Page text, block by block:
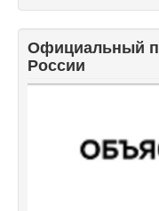
Официальный
России